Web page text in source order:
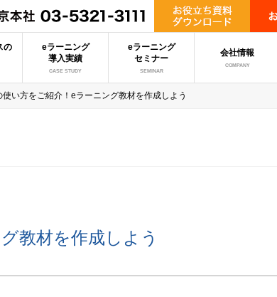
の
eラーニング
導入実績
CASE STUDY
eラーニング
セミナー
SEMINAR
会社情報
COMPANY
い方をご紹介！eラーニング教材を作成しよう
教材を作成しよう